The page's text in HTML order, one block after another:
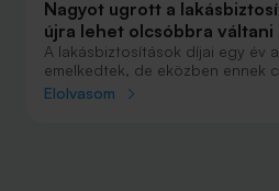
Nagyot ugrott a
újra lehet olcsóbbra váltani
A lakásbiztosítások díjai egy év
emelkedtek, de eközben ennek
az ingatlanok átlagos biztosítási
Elolvasom